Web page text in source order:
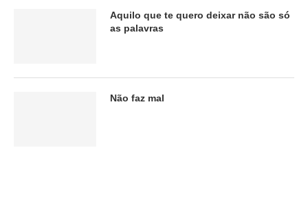
Aquilo que te quero deixar não são só
as palavras
Não faz mal